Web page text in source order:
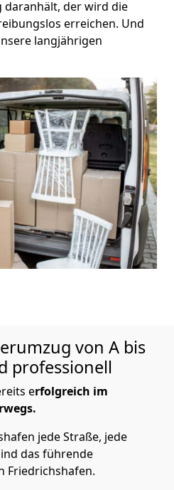
daranhält, der wird die
erreichen. Und
langjährigen
von A bis
professionell
erfolgreich im
jede Straße, jede
das führende
Friedrichshafen.